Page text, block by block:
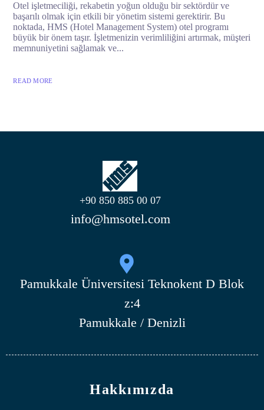
Otel işletmeciliği, rekabetin yoğun olduğu bir sektördür ve
başarılı olmak için etkili bir yönetim sistemi gerektirir. Bu
noktada, HMS (Hotel Management System) otel programı
büyük bir önem taşır. İşletmenizin verimliliğini artırmak, müşteri
memnuniyetini sağlamak ve...
READ MORE
+90 850 885 00 07
info@hmsotel.com
Pamukkale Üniversitesi Teknokent D Blok
z:4
Pamukkale / Denizli
Hakkımızda